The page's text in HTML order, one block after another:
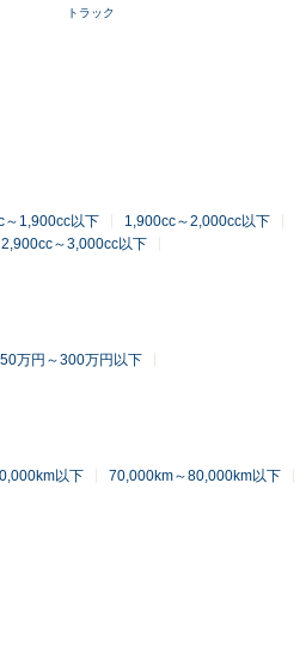
トラック
～1,900cc以下
1,900cc～2,000cc以下
2,900cc～3,000cc以下
万円～300万円以下
以下 70,000km～80,000km以下